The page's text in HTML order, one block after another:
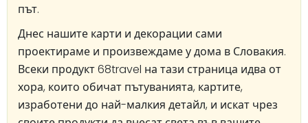
път.
Днес нашите карти и декорации сами
проектираме и произвеждаме у дома в Словакия.
Всеки продукт 68travel на тази страница идва от
хора, които обичат пътуванията, картите,
изработени до най-малкия детайл, и искат чрез